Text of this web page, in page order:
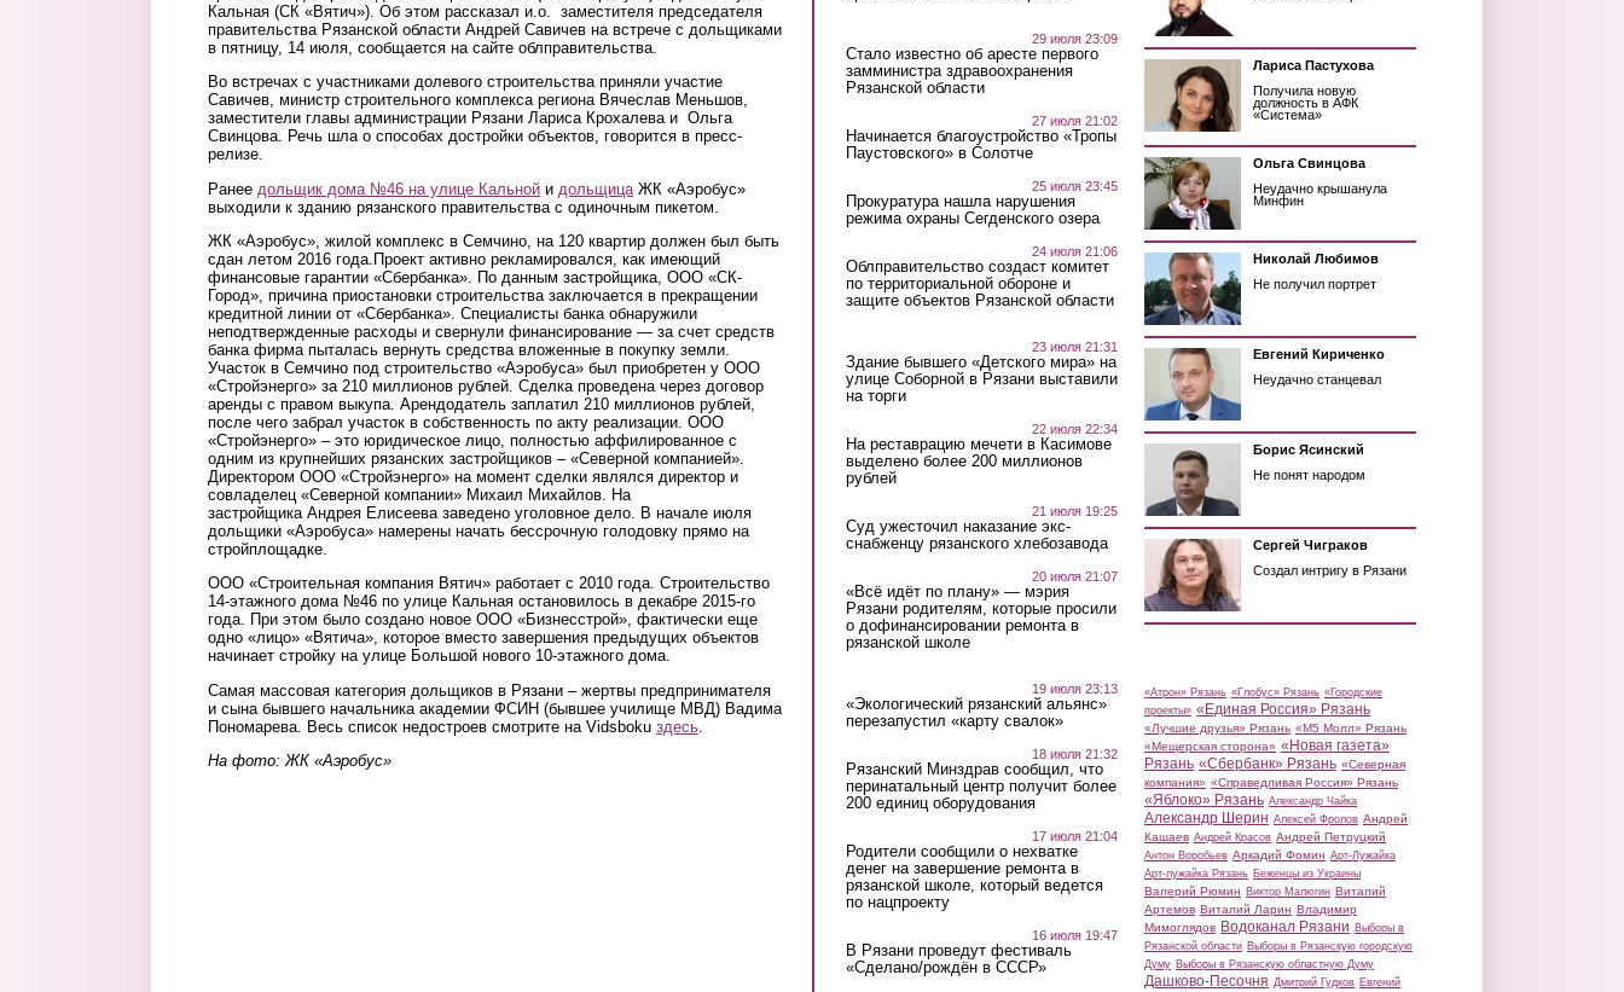
Кальная (СК «Вятич»). Об этом рассказал и.о. заместителя председателя
правительства Рязанской области Андрей Савичев на встрече с дольщиками
в пятницу, 14 июля, сообщается на сайте облправительства.
Во встречах с участниками долевого строительства приняли участие
Савичев, министр строительного комплекса региона Вячеслав Меньшов,
заместители главы администрации Рязани Лариса Крохалева и Ольга
Свинцова. Речь шла о способах достройки объектов, говорится в пресс-
релизе.
Ранее дольщик дома №46 на улице Кальной и дольщица ЖК «Аэробус»
выходили к зданию рязанского правительства с одиночным пикетом.
ЖК «Аэробус», жилой комплекс в Семчино, на 120 квартир должен был быть
сдан летом 2016 года.Проект активно рекламировался, как имеющий
финансовые гарантии «Сбербанка». По данным застройщика, ООО «СК-
Город», причина приостановки строительства заключается в прекращении
кредитной линии от «Сбербанка». Специалисты банка обнаружили
неподтвержденные расходы и свернули финансирование — за счет средств
банка фирма пыталась вернуть средства вложенные в покупку земли.
Участок в Семчино под строительство «Аэробуса» был приобретен у ООО
«Стройэнерго» за 210 миллионов рублей. Сделка проведена через договор
аренды с правом выкупа. Арендодатель заплатил 210 миллионов рублей,
после чего забрал участок в собственность по акту реализации. ООО
«Стройэнерго» – это юридическое лицо, полностью аффилированное с
одним из крупнейших рязанских застройщиков – «Северной компанией».
Директором ООО «Стройэнерго» на момент сделки являлся директор и
совладелец «Северной компании» Михаил Михайлов. На
застройщика Андрея Елисеева заведено уголовное дело. В начале июля
дольщики «Аэробуса» намерены начать бессрочную голодовку прямо на
стройплощадке.
ООО «Строительная компания Вятич» работает с 2010 года. Строительство
14-этажного дома №46 по улице Кальная остановилось в декабре 2015-го
года. При этом было создано новое ООО «Бизнесстрой», фактически еще
одно «лицо» «Вятича», которое вместо завершения предыдущих объектов
начинает стройку на улице Большой нового 10-этажного дома.
Самая массовая категория дольщиков в Рязани – жертвы предпринимателя
и сына бывшего начальника академии ФСИН (бывшее училище МВД) Вадима
Пономарева. Весь список недостроев смотрите на Vidsboku здесь
На фото: ЖК «Аэробус»
29 июля 23:09
Стало известно об аресте первого
замминистра здравоохранения
Рязанской области
27 июля 21:02
Начинается благоустройство «Тропы
Паустовского» в Солотче
25 июля 23:45
Прокуратура нашла нарушения
режима охраны Сегденского озера
24 июля 21:06
Облправительство создаст комитет
по территориальной обороне и
защите объектов Рязанской области
23 июля 21:31
Здание бывшего «Детского мира» на
улице Соборной в Рязани выставили
на торги
22 июля 22:34
На реставрацию мечети в Касимове
выделено более 200 миллионов
рублей
21 июля 19:25
Суд ужесточил наказание экс-
снабженцу рязанского хлебозавода
20 июля 21:07
«Всё идёт по плану» — мэрия
Рязани родителям, которые просили
о дофинансировании ремонта в
рязанской школе
19 июля 23:13
«Экологический рязанский альянс»
перезапустил «карту свалок»
18 июля 21:32
Рязанский Минздрав сообщил, что
перинатальный центр получит более
200 единиц оборудования
17 июля 21:04
Родители сообщили о нехватке
денег на завершение ремонта в
рязанской школе, который ведется
по нацпроекту
16 июля 19:47
В Рязани проведут фестиваль
«Сделано/рождён в СССР»
Лариса Пастухова
Получила новую
должность в АФК
«Система»
Ольга Свинцова
Неудачно крышанула
Минфин
Николай Любимов
Не получил портрет
Евгений Кириченко
Неудачно станцевал
Борис Ясинский
Не понят народом
Сергей Чиграков
Создал интригу в Рязани
«Атрон» Рязань «Глобус» Рязань «Городские
проекты» «Единая Россия» Рязань
«Лучшие друзья» Рязань «М5 Молл» Рязань
«Мещерская сторона» «Новая газета»
Рязань «Сбербанк» Рязань «Северная
компания» «Справедливая Россия» Рязань
«Яблоко» Рязань Александр Чайка
Александр Шерин Алексей Фролов Андрей
Кашаев Андрей Красов Андрей Петруцкий
Антон Воробьев Аркадий Фомин Арт-Лужайка
Арт-лужайка Рязань Беженцы из Украины
Валерий Рюмин Виктор Малюгин Виталий
Артемов Виталий Ларин Владимир
Мимоглядов Водоканал Рязани Выборы в
Рязанской области Выборы в Рязанскую городскую
Думу Выборы в Рязанскую областную Думу
Дашково-Песочня Дмитрий Гудков Евгений